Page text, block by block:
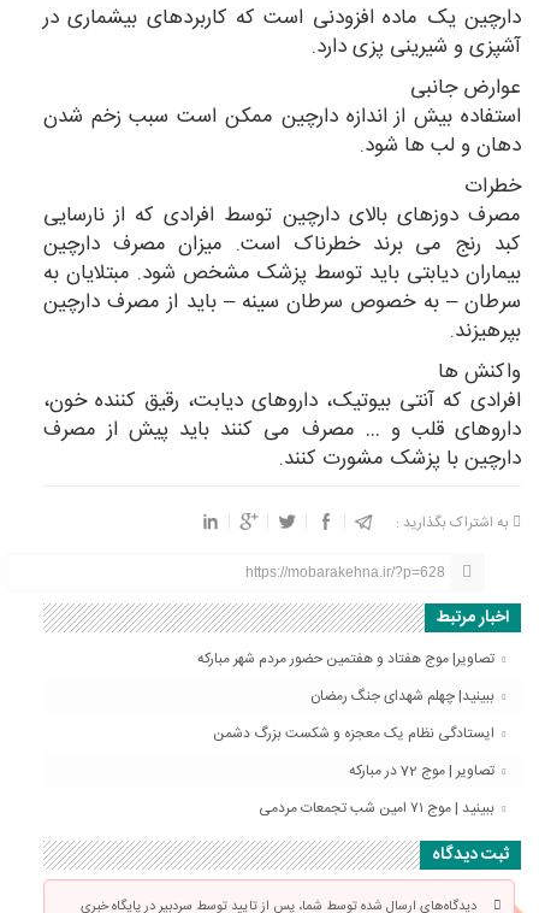
دارچین یک ماده افزودنی است که کاربردهای بیشماری در
آشپزی و شیرینی پزی دارد.
عوارض جانبی
استفاده بیش از اندازه دارچین ممکن است سبب زخم شدن
دهان و لب ها شود.
خطرات
مصرف دوزهای بالای دارچین توسط افرادی که از نارسایی
کبد رنج می برند خطرناک است. میزان مصرف دارچین
بیماران دیابتی باید توسط پزشک مشخص شود. مبتلایان به
سرطان – به خصوص سرطان سینه – باید از مصرف دارچین
بپرهیزند.
واکنش ها
افرادی که آنتی بیوتیک، داروهای دیابت، رقیق کننده خون،
داروهای قلب و … مصرف می کنند باید پیش از مصرف
دارچین با پزشک مشورت کنند.
به اشتراک بگذارید :
https://mobarakehna.ir/?p=628
اخبار مرتبط
تصاویر| موج هفتاد و هفتمین حضور مردم شهر مبارکه
ببینید| چهلم شهدای جنگ رمضان
ایستادگی نظام یک معجزه و شکست بزرگ دشمن
تصاویر | موج 72 در مبارکه
ببینید | موج ۷۱ امین شب تجمعات مردمی
ثبت دیدگاه
دیدگاه‌های ارسال شده توسط شما، پس از تایید توسط سردبیر در پایگاه خبری